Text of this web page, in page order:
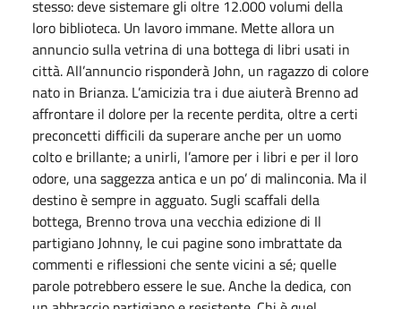
stesso: deve sistemare gli oltre 12.000 volumi della
loro biblioteca. Un lavoro immane. Mette allora un
annuncio sulla vetrina di una bottega di libri usati in
città. All’annuncio risponderà John, un ragazzo di colore
nato in Brianza. L’amicizia tra i due aiuterà Brenno ad
affrontare il dolore per la recente perdita, oltre a certi
preconcetti difficili da superare anche per un uomo
colto e brillante; a unirli, l’amore per i libri e per il loro
odore, una saggezza antica e un po’ di malinconia. Ma il
destino è sempre in agguato. Sugli scaffali della
bottega, Brenno trova una vecchia edizione di Il
partigiano Johnny, le cui pagine sono imbrattate da
commenti e riflessioni che sente vicini a sé; quelle
parole potrebbero essere le sue. Anche la dedica, con